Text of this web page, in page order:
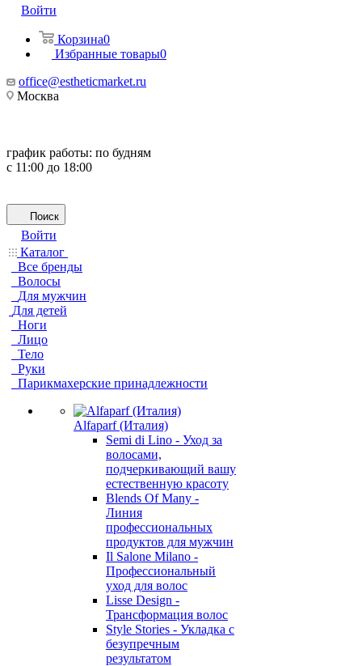
Войти
Корзина0
Избранные товары0
office@estheticmarket.ru
Москва
график работы: по будням
с 11:00 до 18:00
Поиск
Войти
Каталог
Все бренды
Волосы
Для мужчин
Для детей
Ноги
Лицо
Тело
Руки
Парикмахерские принадлежности
Alfaparf (Италия)
Semi di Lino - Уход за
волосами,
подчеркивающий вашу
естественную красоту
Blends Of Many -
Линия
профессиональных
продуктов для мужчин
Il Salone Milano -
Профессиональный
уход для волос
Lisse Design -
Трансформация волос
Style Stories - Укладка с
безупречным
результатом